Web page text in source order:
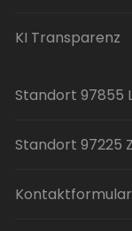
KI Transparenz
Standort 97855
Standort 97225
Kontaktformular